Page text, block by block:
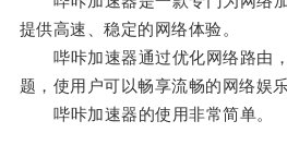
提供高速、稳定的网络体验。
哔咔加速器通过优化网络路由，
题，使用户可以畅享流畅的网络娱乐
哔咔加速器的使用非常简单。